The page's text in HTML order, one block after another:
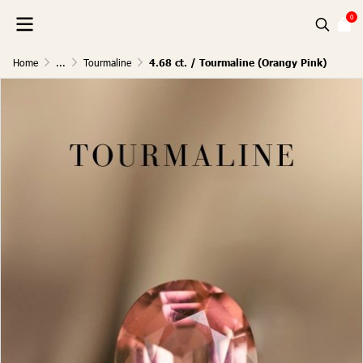
0
Home ... Tourmaline 4.68 ct. / Tourmaline (Orangy Pink)